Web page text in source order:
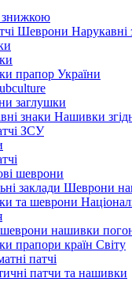
знижкою
Шеврони Нарукавні
прапор України
заглушки
знаки Нашивки
ЗСУ
шеврони
заклади Шеврони
та шеврони
нашивки
прапори країн Світу
патчі
патчи та нашивки